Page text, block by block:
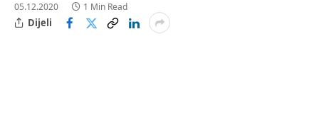
05.12.2020 1 Min Read
Dijeli